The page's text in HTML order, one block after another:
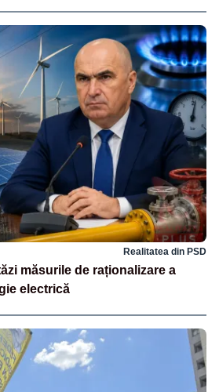
Realitatea din PSD
măsurile de raționalizare a
electrică